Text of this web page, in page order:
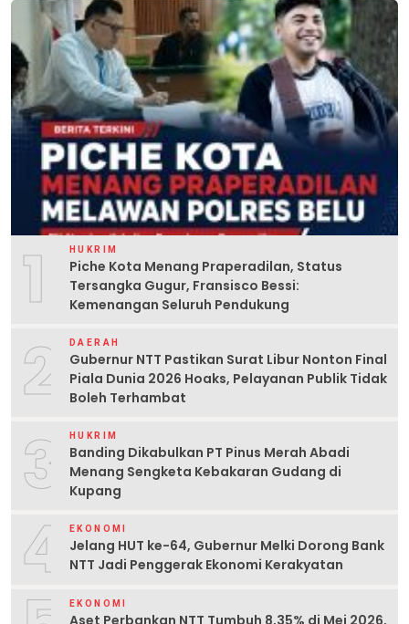
1 HUKRIM
Piche Kota Menang Praperadilan, Status
Tersangka Gugur, Fransisco Bessi:
Kemenangan Seluruh Pendukung
2 DAERAH
Gubernur NTT Pastikan Surat Libur Nonton Final
Piala Dunia 2026 Hoaks, Pelayanan Publik Tidak
Boleh Terhambat
3 HUKRIM
Banding Dikabulkan PT Pinus Merah Abadi
Menang Sengketa Kebakaran Gudang di
Kupang
4 EKONOMI
Jelang HUT ke-64, Gubernur Melki Dorong Bank
NTT Jadi Penggerak Ekonomi Kerakyatan
EKONOMI